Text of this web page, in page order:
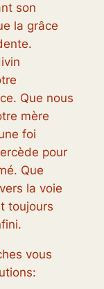
son
la grâce
Que nous
mère
foi
pour
Que
la voie
toujours
vous